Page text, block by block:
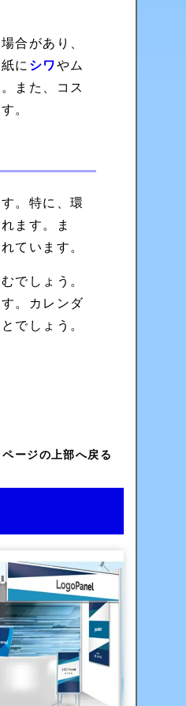
合があり、
に シワやム
また、コス
。
。特に、環
ます。ま
ています。
でしょう。
。カレンダ
でしょう。
ページの上部へ戻る